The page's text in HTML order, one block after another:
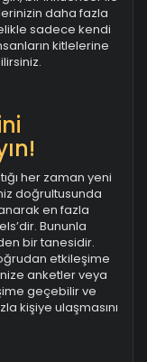
daha fazla
sadece kendi
kitlelerine
her zaman yeni
doğrultusunda
en fazla
Bununla
bir tanesidir.
etkileşime
anketler veya
geçebilir ve
kişiye ulaşmasını